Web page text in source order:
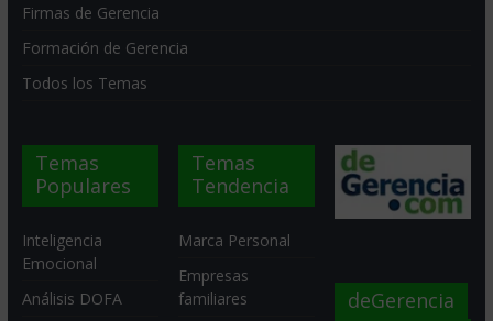
Firmas de Gerencia
Formación de Gerencia
Todos los Temas
Temas
Populares
Inteligencia
Emocional
Análisis DOFA
Temas
Tendencia
Marca Personal
Empresas
familiares
deGerencia